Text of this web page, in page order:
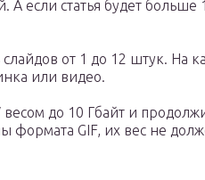
А если статья будет больше
слайдов от 1 до 12 штук. На
или видео.
до 10 Гбайт и
формата GIF, их вес не